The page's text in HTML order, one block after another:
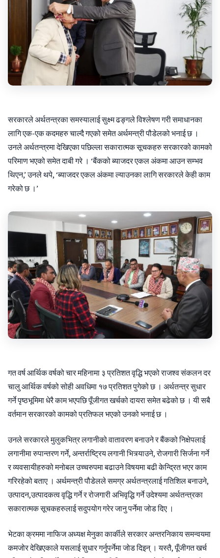
सरकारले अर्थतन्त्रका समस्यालाई सुक्ष्म ढङ्गले विश्लेषण गरी समाधानका
लागि एक-एक कदमहरु चाल्दै गएको समेत अर्थमन्त्री पौडेलको भनाई छ ।
उनले अर्थतन्त्रमा देखिएका पछिल्ला सकारात्मक सूचकहरु सरकारको कामको
परिमाण भएको समेत दाबी गरे । ‘बैंकको ब्याजदर एकल अंकमा आउन सम्भव
थिएन,’ उनले थपे, ‘ब्याजदर एकल अंकमा ल्याउनका लागि सरकारले केही काम
गरेको छ ।’
गत वर्ष आर्थिक वर्षको चार महिनामा ३ प्रतिशत वृद्धि भएको राजश्व संकलन दर
चालु आर्थिक वर्षको सोही अवधिमा १७ प्रतिशत पुगेको छ । अर्थतन्त्र सुधार
गर्ने पृष्ठभूमिमा धेरै काम भएपछि पूँजीगत खर्चको दायरा समेत बढेको छ । यी सबै
वर्तमान सरकारको कामको प्रतिफल भएको उनको भनाई छ ।
उनले सरकारले मुलुकभित्र लगानीको वातावरण बनाउने र बैंकको निक्षेपलाई
लगानीमा रुपान्तरण गर्ने, अन्तर्राष्ट्रिय लगानी भित्र्याउने, रोजगारी सिर्जना गर्ने
र व्यवसायीहरुको मनोबल उच्चरुपमा बढाउने विषयमा बढी केन्द्रित भएर काम
गरिरहेको बताए । अर्थमन्त्री पौडेलले समग्र अर्थतन्त्रलाई गतिशिल बनाउने,
उत्पादन,उत्पादकत्व वृद्धि गर्ने र रोजगारी अभिवृद्धि गर्ने उदेश्यमा अर्थतन्त्रका
सकारात्मक सूचकहरुलाई सदुपयोग गरेर जानु पर्नेमा जोड दिए ।
भेटका क्रममा नाफिज अध्यक्ष मेनुका कार्कीले सरकार अन्तरनिकाय समन्वयमा
कमजोर देखिएकाले यसलाई सुधार गर्नुपर्नेमा जोड दिइन् । यस्तै, पूँजीगत खर्च